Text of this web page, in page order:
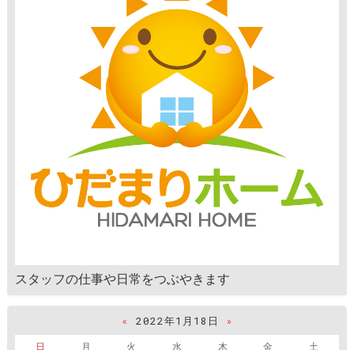
スタッフの仕事や日常をつぶやきます
« 2022年1月18日
»
日
月 火 水 木 金 土